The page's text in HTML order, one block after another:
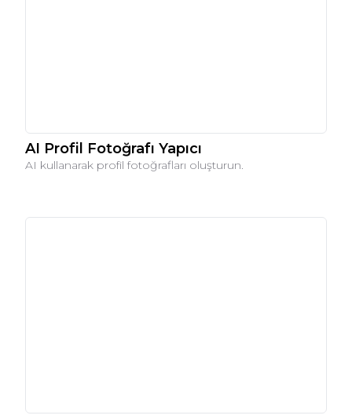
AI Profil Fotoğrafı Yapıcı
AI kullanarak profil fotoğrafları oluşturun.